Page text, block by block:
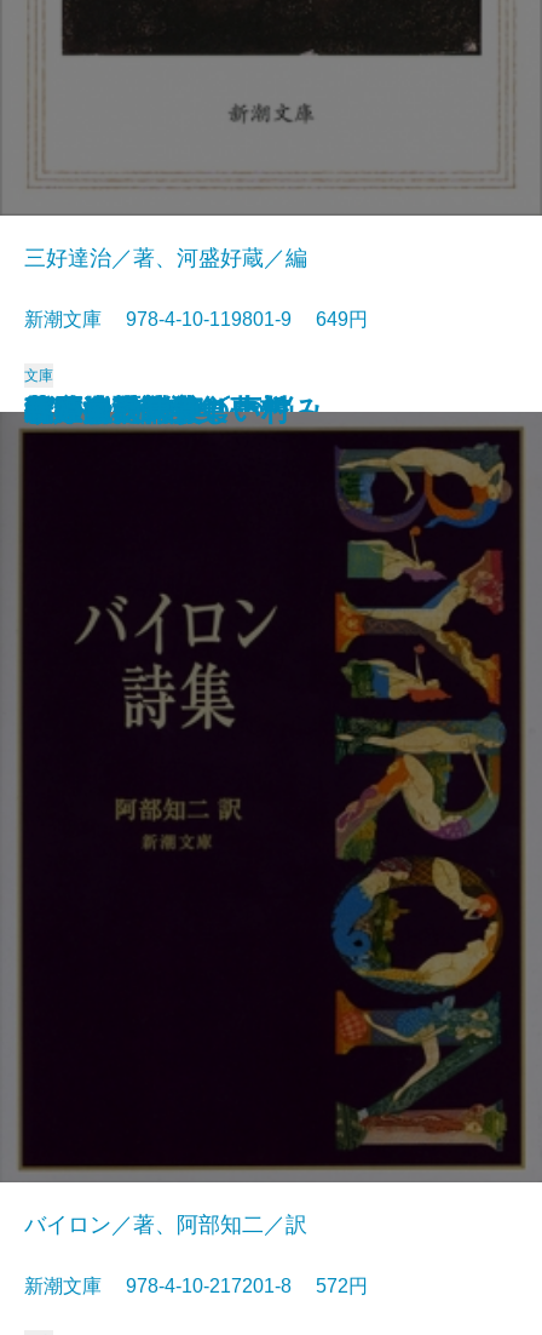
孤独な散歩者の夢想
ゲーテ詩集
脂肪の塊・テリエ館
パルムの僧院〔下〕
巴里の憂鬱
若きウェルテルの悩み
ハイネ詩集
女の一生
パルムの僧院〔上〕
三好達治詩集
三好達治／著、河盛好蔵／編
新潮文庫 978-4-10-119801-9 649円
文庫
バイロン詩集
バイロン／著、阿部知二／訳
新潮文庫 978-4-10-217201-8 572円
春琴抄
風立ちぬ・美しい村
ヴィヨンの妻
北原白秋詩集
萩原朔太郎詩集
ヘッセ詩集
春の嵐
椿姫
春